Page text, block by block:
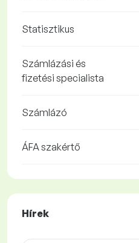
Statisztikus
Számlázási és
fizetési specialista
Számlázó
ÁFA szakértő
Hírek